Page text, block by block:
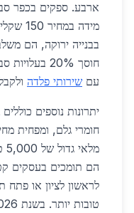
ארבע. ספקים בכפר
בבנייה ירוקה, הם
חוסך 20%
עם שירותי פלדה
יתרונות נוספים
לראשון לציון או